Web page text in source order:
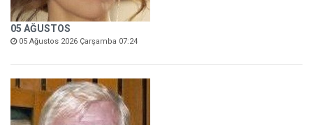
05 AĞUSTOS
05 Ağustos 2026 Çarşamba 07:24